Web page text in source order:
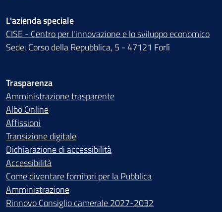
L'azienda speciale
CISE - Centro per l'innovazione e lo sviluppo economico
Sede: Corso della Repubblica, 5 - 47121 Forlì
Trasparenza
Amministrazione trasparente
Albo Online
Affissioni
Transizione digitale
Dichiarazione di accessibilità
Accessibilità
Come diventare fornitori per la Pubblica
Amministrazione
Rinnovo Consiglio camerale 2027-2032